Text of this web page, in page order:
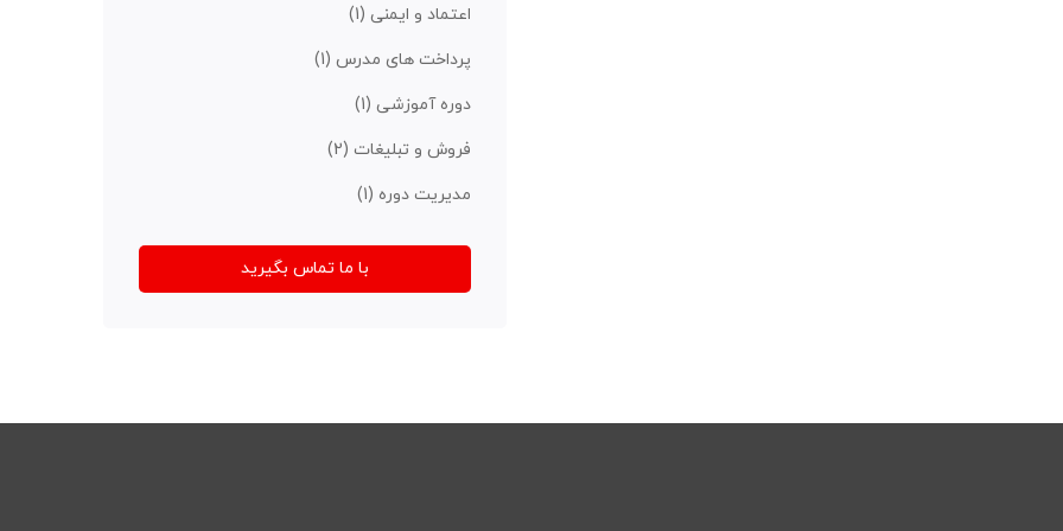
اعتماد و ایمنی (1)
پرداخت های مدرس (1)
دوره آموزشی (1)
فروش و تبلیغات (2)
مدیریت دوره (1)
با ما تماس بگیرید